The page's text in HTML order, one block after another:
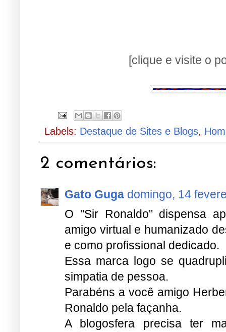
[clique e visite o
Labels: Destaque de Sites e Blogs,
2 comentários:
Gato Guga domingo, 14
O "Sir Ronaldo" dispensa
amigo virtual e humanizado
e como profissional dedicado.
Essa marca logo se
simpatia de pessoa.
Parabéns a você amigo
Ronaldo pela façanha.
A blogosfera precisa ter